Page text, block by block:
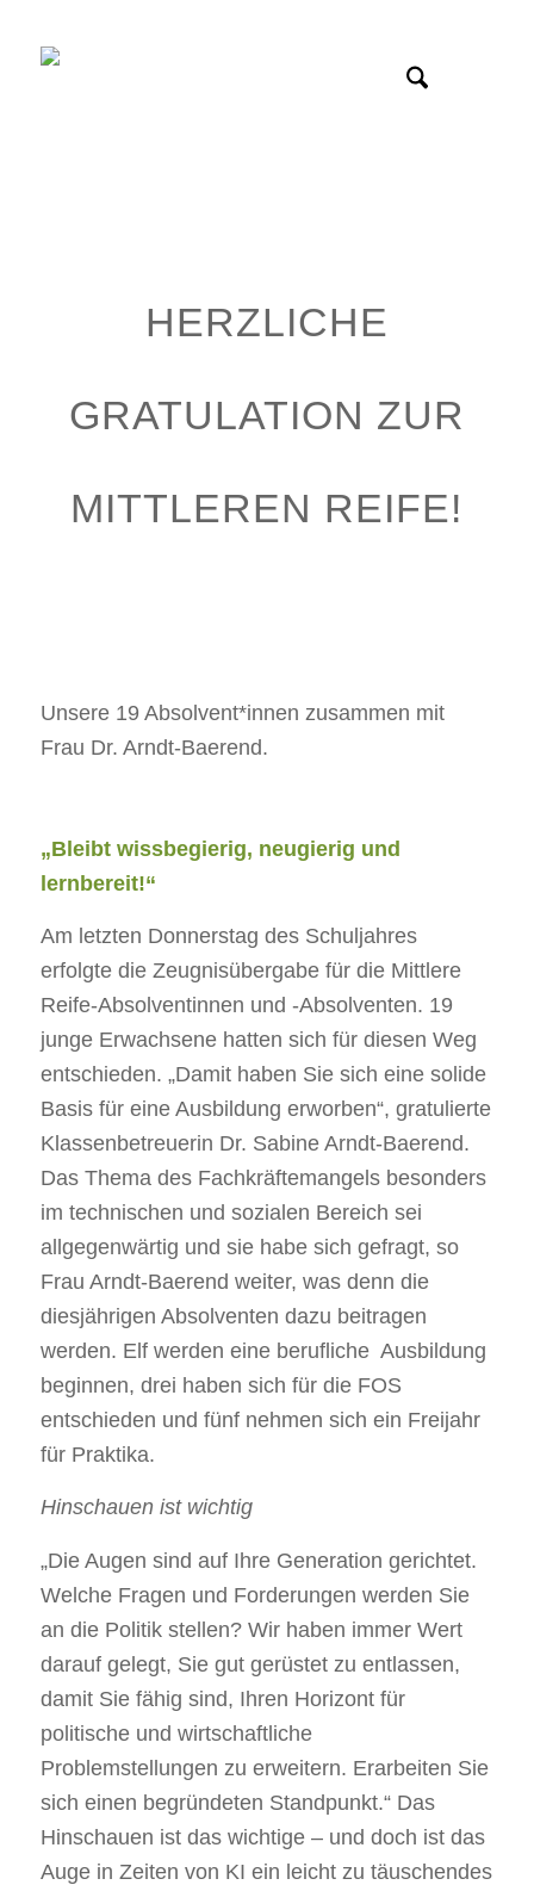
HERZLICHE
GRATULATION ZUR
MITTLEREN REIFE!
Unsere 19 Absolvent*innen zusammen mit
Frau Dr. Arndt-Baerend.
„Bleibt wissbegierig, neugierig und
lernbereit!“
Am letzten Donnerstag des Schuljahres
erfolgte die Zeugnisübergabe für die Mittlere
Reife-Absolventinnen und -Absolventen. 19
junge Erwachsene hatten sich für diesen Weg
entschieden. „Damit haben Sie sich eine solide
Basis für eine Ausbildung erworben“, gratulierte
Klassenbetreuerin Dr. Sabine Arndt-Baerend.
Das Thema des Fachkräftemangels besonders
im technischen und sozialen Bereich sei
allgegenwärtig und sie habe sich gefragt, so
Frau Arndt-Baerend weiter, was denn die
diesjährigen Absolventen dazu beitragen
werden. Elf werden eine berufliche Ausbildung
beginnen, drei haben sich für die FOS
entschieden und fünf nehmen sich ein Freijahr
für Praktika.
Hinschauen ist wichtig
„Die Augen sind auf Ihre Generation gerichtet.
Welche Fragen und Forderungen werden Sie
an die Politik stellen? Wir haben immer Wert
darauf gelegt, Sie gut gerüstet zu entlassen,
damit Sie fähig sind, Ihren Horizont für
politische und wirtschaftliche
Problemstellungen zu erweitern. Erarbeiten Sie
sich einen begründeten Standpunkt.“ Das
Hinschauen ist das wichtige – und doch ist das
Auge in Zeiten von KI ein leicht zu täuschendes